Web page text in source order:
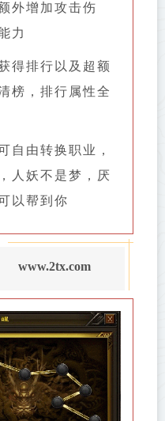
外增加攻击伤
力
得排行以及超额
榜，排行属性全
自由转换职业，
人妖不是梦，厌
以帮到你
www.2tx.com